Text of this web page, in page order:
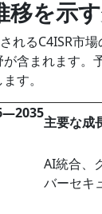
移を示
るC4ISR市
含まれます。
す。
主要な成
AI統合、
バーセキ